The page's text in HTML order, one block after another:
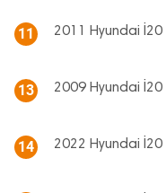
11 2011 Hyundai İ20
13 2009 Hyundai İ20
14 2022 Hyundai İ20